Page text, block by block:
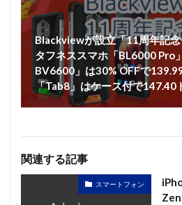
Blackviewが設立「11周年記
タフネススマホ「BL6000 Pro
BV6600」は30% OFFで
「Tab8」はケース付で147.40
関連する記事
スマートフォン